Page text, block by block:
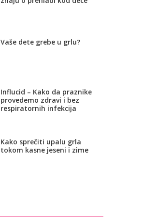
Vaše dete grebe u grlu?
Influcid – Kako da praznike
provedemo zdravi i bez
respiratornih infekcija
Kako sprečiti upalu grla
tokom kasne jeseni i zime